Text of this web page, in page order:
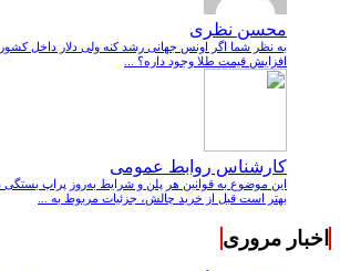
محسن نظری
به نظر شما اگر اونس جهانی رشد کنه ولی دلار داخل کشور
افزایش قیمت طلا وجود داره؟ ...
کارشناس روابط عمومی
این موضوع به قوانین هر پلن و شرایط به‌روز پراپ بستگی
بهتر است قبل از خرید چالش، جزئیات مربوط به ...
اخبار مروری